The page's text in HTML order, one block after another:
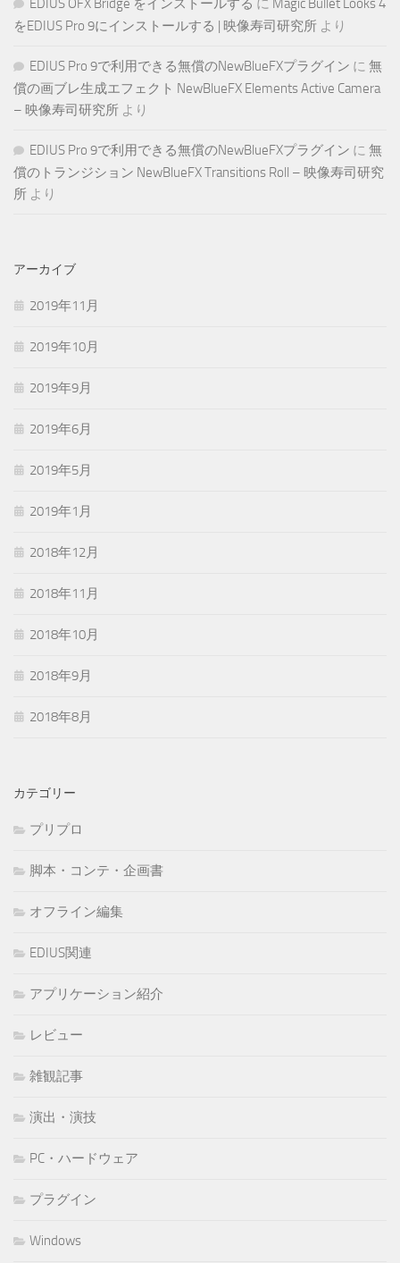
EDIUS OFX Bridge をインストールする に Magic Bullet Looks 4
をEDIUS Pro 9にインストールする | 映像寿司研究所 より
EDIUS Pro 9で利用できる無償のNewBlueFXプラグイン に 無
償の画ブレ生成エフェクト NewBlueFX Elements Active Camera
– 映像寿司研究所 より
EDIUS Pro 9で利用できる無償のNewBlueFXプラグイン に 無
償のトランジション NewBlueFX Transitions Roll – 映像寿司研究
所 より
アーカイブ
2019年11月
2019年10月
2019年9月
2019年6月
2019年5月
2019年1月
2018年12月
2018年11月
2018年10月
2018年9月
2018年8月
カテゴリー
プリプロ
脚本・コンテ・企画書
オフライン編集
EDIUS関連
アプリケーション紹介
レビュー
雑観記事
演出・演技
PC・ハードウェア
プラグイン
Windows